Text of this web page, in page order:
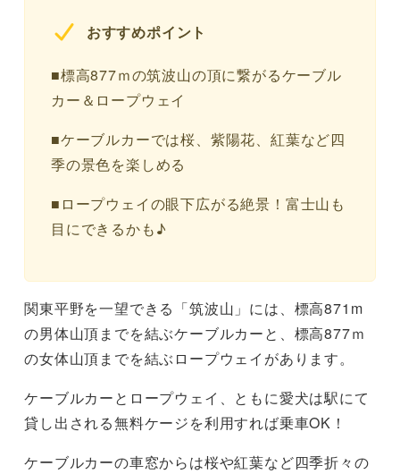
おすすめポイント
■標高877ｍの筑波山の頂に繋がるケーブル
カー＆ロープウェイ
■ケーブルカーでは桜、紫陽花、紅葉など四
季の景色を楽しめる
■ロープウェイの眼下広がる絶景！富士山も
目にできるかも♪
関東平野を一望できる「筑波山」には、標高871m
の男体山頂までを結ぶケーブルカーと、標高877ｍ
の女体山頂までを結ぶロープウェイがあります。
ケーブルカーとロープウェイ、ともに愛犬は駅にて
貸し出される無料ケージを利用すれば乗車OK！
ケーブルカーの車窓からは桜や紅葉など四季折々の